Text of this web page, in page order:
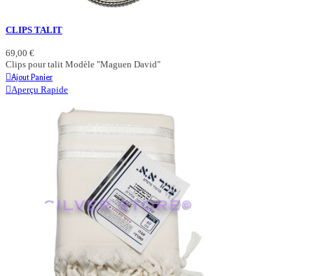
CLIPS TALIT
69,00 €
Clips pour talit Modèle "Maguen David"
Ajout Panier
Aperçu Rapide